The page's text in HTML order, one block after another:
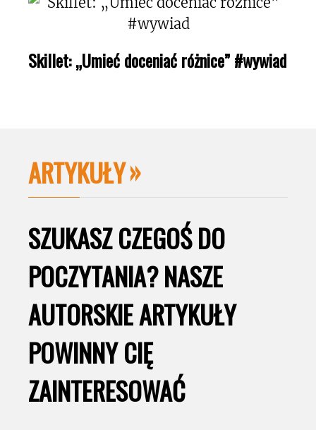
Skillet: „Umieć doceniać różnice” #wywiad
ARTYKUŁY
SZUKASZ CZEGOŚ DO
POCZYTANIA? NASZE
AUTORSKIE ARTYKUŁY
POWINNY CIĘ
ZAINTERESOWAĆ